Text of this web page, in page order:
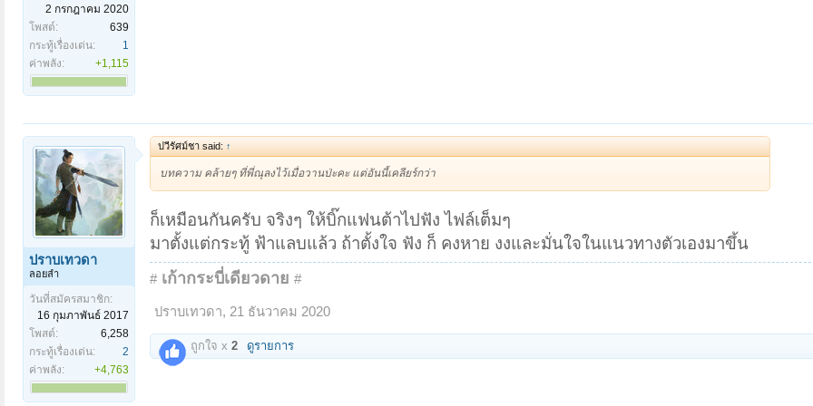
2 กรกฎาคม 2020
โพสต์:
639
กระทู้เรื่องเด่น:
1
ค่าพลัง:
+1,115
ปราบเทวดา
ลอยลำ
วันที่สมัครสมาชิก:
16 กุมภาพันธ์ 2017
โพสต์:
6,258
กระทู้เรื่องเด่น:
2
ค่าพลัง:
+4,763
ปวีรัศม์ชา said: ↑
บทความ คล้ายๆ ที่พี่ณุลงไว้เมื่อวานป่ะคะ แต่อันนี้เคลียร์กว่า
ก็เหมือนกันครับ จริงๆ ให้บิ๊กแฟนต้าไปฟัง ไฟล์เต็มๆ
มาตั้งแต่กระทู้ ฟ้าแลบแล้ว ถ้าตั้งใจ ฟัง ก็ คงหาย งงและมั่นใจในแนวทางตัวเองมาขึ้น
#เก้ากระบี่เดียวดาย #
ปราบเทวดา, 21 ธันวาคม 2020
ถูกใจ x 2 ดูรายการ